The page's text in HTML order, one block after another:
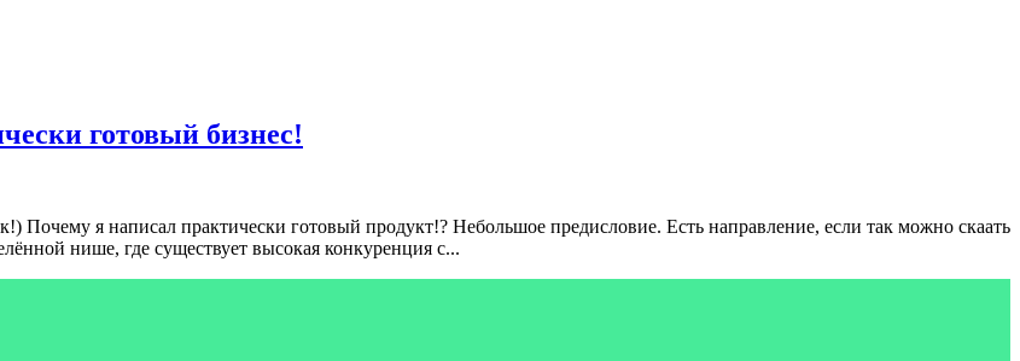
готовый бизнес!
Почему я написал практически готовый продукт!? Небольшое предисловие. Есть направление, если так можно скаать
нише, где существует высокая конкуренция с...